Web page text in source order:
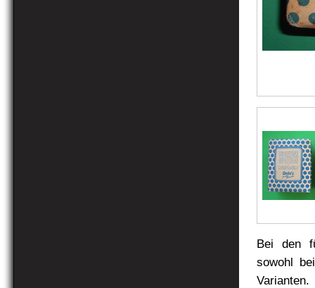
Bei den
sowohl